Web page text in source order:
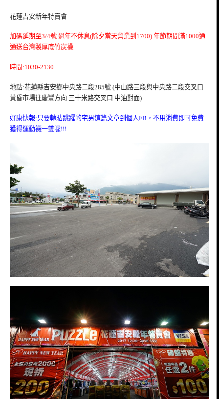
花蓮吉安新年特賣會
加碼延期至3/4號 過年不休息(除夕當天營業到1700) 年節期間滿1000通
通送台灣製厚底竹炭襪
時間:1030-2130
地點:花蓮縣吉安鄉中央路二段285號 (中山路三段與中央路二段交叉口
黃昏市場往慶豐方向 三十米路交叉口 中油對面)
好康快報:只要轉貼跳躍的宅男這篇文章到個人FB，不用消費即可免費
獲得運動襪一雙喔!!!